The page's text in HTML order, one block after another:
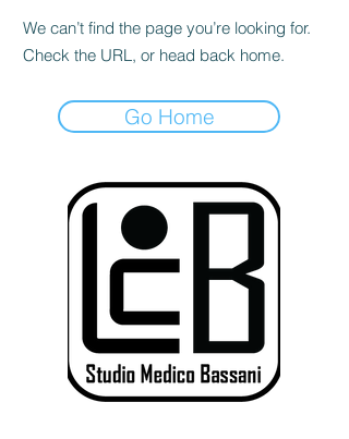
We can’t find the page you’re looking for.
Check the URL, or head back home.
Go Home